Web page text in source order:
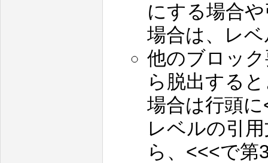
にする場合
場合は、レ
他のブロッ
ら脱出する
場合は行頭
レベルの引
ら、<<<で第